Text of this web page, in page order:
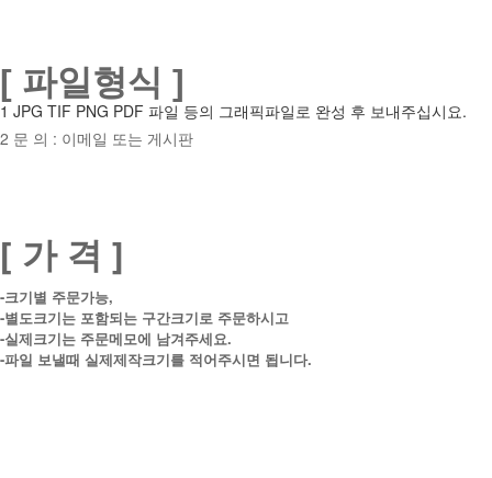
[ 파일형식 ]
1 JPG TIF PNG PDF 파일 등의 그래픽파일로 완성 후 보내주십시요.
2 문 의 : 이메일 또는 게시판
[ 가 격 ]
-크기별 주문가능,
-별도크기는 포함되는 구간크기로 주문하시고
-실제크기는 주문메모에 남겨주세요.
-파일 보낼때 실제제작크기를 적어주시면 됩니다.